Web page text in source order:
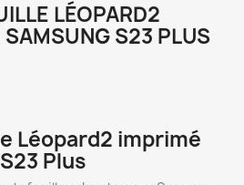
LÉOPARD2
S23 PLUS
Léopard2 imprimé
Plus